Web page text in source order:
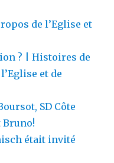
de l’Eglise et
? | Histoires de
et de
SD Côte
Bruno!
était invité